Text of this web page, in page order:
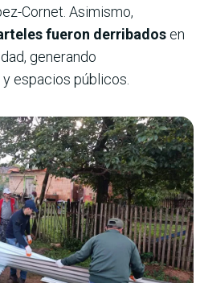
Cornet. Asimismo,
fueron derribados en
generando
espacios públicos.